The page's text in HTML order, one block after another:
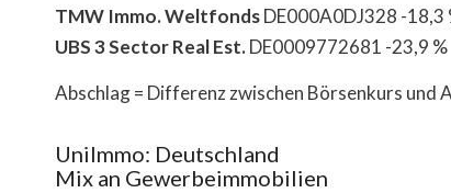
TMW Immo. WeltfondsDE000A0DJ328 -18,3
UBS 3 Sector Real Est.DE0009772681 -23,9 %
Abschlag = Differenz zwischen Börsenkurs
UniImmo: Deutschland
Mix an Gewerbeimmobilien